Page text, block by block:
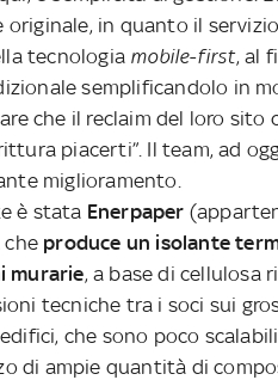
in quanto il
tecnologia mobile-first, al
semplificandolo in
che il reclaim del loro sito
piacerti”. Il team, ad
miglioramento.
è stata Enerpaper
che produce un isolante
murarie, a base di cellulosa
tecniche tra i soci sui
che sono poco
di ampie quantità di